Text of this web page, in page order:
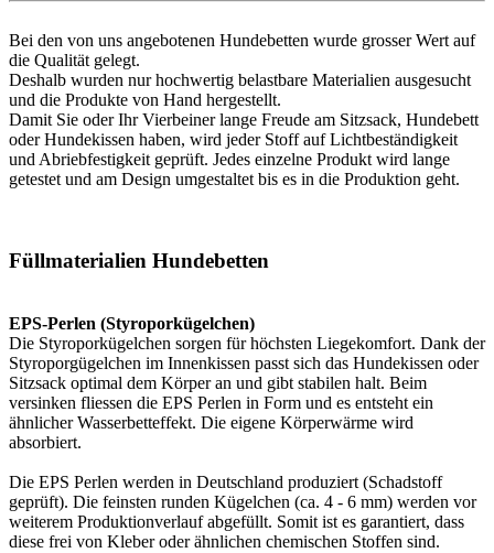
Bei den von uns angebotenen Hundebetten wurde grosser Wert auf
die Qualität gelegt.
Deshalb wurden nur hochwertig belastbare Materialien ausgesucht
und die Produkte von Hand hergestellt.
Damit Sie oder Ihr Vierbeiner lange Freude am Sitzsack, Hundebett
oder Hundekissen haben, wird jeder Stoff auf Lichtbeständigkeit
und Abriebfestigkeit geprüft. Jedes einzelne Produkt wird lange
getestet und am Design umgestaltet bis es in die Produktion geht.
Füllmaterialien Hundebetten
EPS-Perlen (Styroporkügelchen)
Die Styroporkügelchen sorgen für höchsten Liegekomfort. Dank der
Styroporgügelchen im Innenkissen passt sich das Hundekissen oder
Sitzsack optimal dem Körper an und gibt stabilen halt. Beim
versinken fliessen die EPS Perlen in Form und es entsteht ein
ähnlicher Wasserbetteffekt. Die eigene Körperwärme wird
absorbiert.
Die EPS Perlen werden in Deutschland produziert (Schadstoff
geprüft). Die feinsten runden Kügelchen (ca. 4 - 6 mm) werden vor
weiterem Produktionverlauf abgefüllt. Somit ist es garantiert, dass
diese frei von Kleber oder ähnlichen chemischen Stoffen sind.